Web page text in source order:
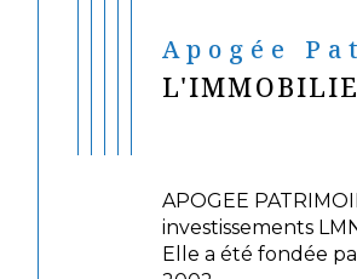
Apogée
APOGEE
investissements
Elle a été fondée